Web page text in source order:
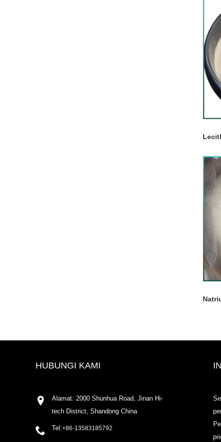
HUBUNGI KAMI
Alamat: 2000 Shunhua Road, Jinan Hi-
tech District, Shandong China
Tel:+86-13583185792